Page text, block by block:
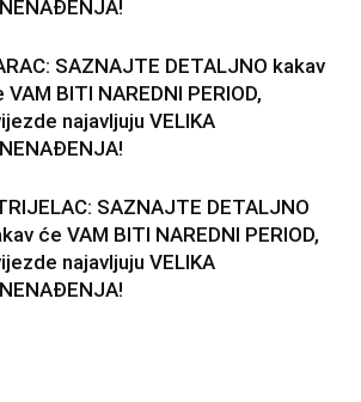
SAZNAJTE DETALJNO kakav
VAM BITI NAREDNI PERIOD,
najavljuju VELIKA
SAZNAJTE DETALJNO
će VAM BITI NAREDNI PERIOD,
najavljuju VELIKA